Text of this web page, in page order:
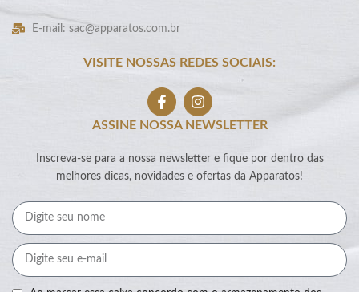
E-mail: sac@apparatos.com.br
VISITE NOSSAS REDES SOCIAIS:
ASSINE NOSSA NEWSLETTER
Inscreva-se para a nossa newsletter e fique por dentro das
melhores dicas, novidades e ofertas da Apparatos!